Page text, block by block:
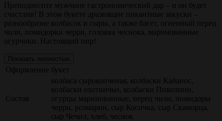
Преподнесите мужчине гастрономический дар – и он будет
счастлив! В этом букете дразнящие пикантные закуски –
разнообразие колбасок и сыры, а также багет, огненный перец
чили, помидорки черри, головка чеснока, маринованные
огурчики.
Настоящий пир!
Показать полностью
Оформление букет
Состав
колбаса сырокопченая, колбаски Кабанос,
колбаски охотничьи, колбаски Пиколини,
огурцы маринованные, перец чили, помидоры
черри, розмарин, сыр Косичка, сыр Скаморца,
сыр Чечил, хлеб, чеснок